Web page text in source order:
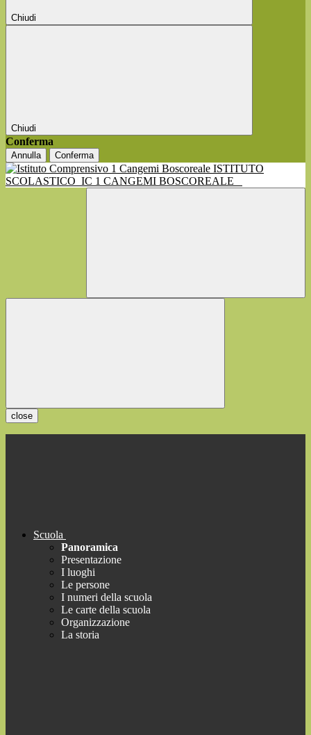
Chiudi
Chiudi
Conferma
Annulla Conferma
ISTITUTO
SCOLASTICO IC 1 CANGEMI BOSCOREALE
close
Scuola
Panoramica
Presentazione
I luoghi
Le persone
I numeri della scuola
Le carte della scuola
Organizzazione
La storia